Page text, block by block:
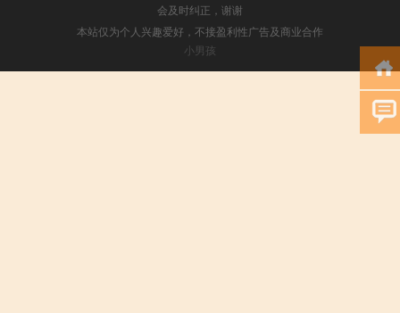
会及时纠正，谢谢
本站仅为个人兴趣爱好，不接盈利性广告及商业合作
小男孩